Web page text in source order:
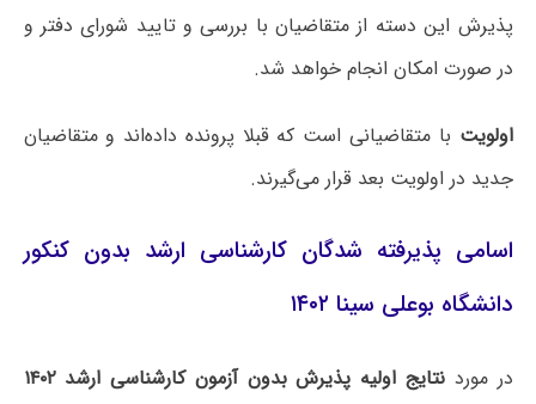
پذیرش این دسته از متقاضیان با بررسی و تایید شورای دفتر و
در صورت امکان انجام خواهد شد.
اولویت با متقاضیانی است که قبلا پرونده داده‌اند و متقاضیان
جدید در اولویت بعد قرار می‌گیرند.
اسامی پذیرفته شدگان کارشناسی ارشد بدون کنکور
دانشگاه بوعلی سینا ۱۴۰۲
در موردنتایج اولیه پذیرش بدون آزمون کارشناسی ارشد ۱۴۰۲